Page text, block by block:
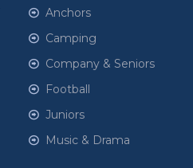
Anchors
Camping
Company & Seniors
Football
Juniors
Music & Drama